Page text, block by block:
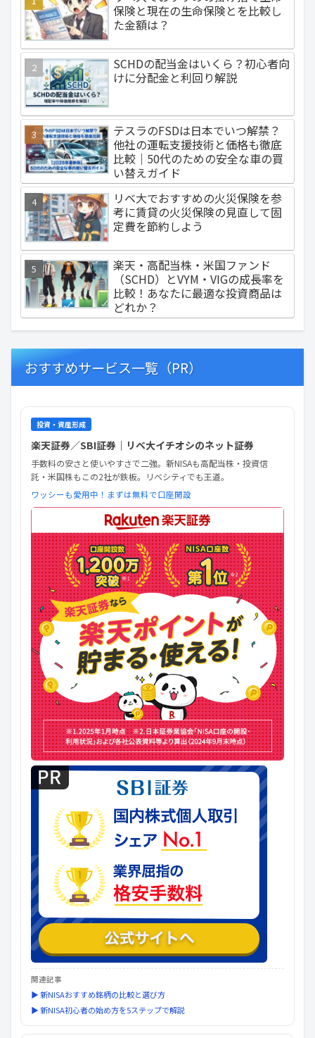
保険と現在の生命保険とを比較し
た金額は？
SCHDの配当金はいくら？初心者向
けに分配金と利回り解説
テスラのFSDは日本でいつ解禁？
他社の運転支援技術と価格も徹底
比較｜50代のための安全な車の買
い替えガイド
リベ大でおすすめの火災保険を参
考に賃貸の火災保険の見直して固
定費を節約しよう
楽天・高配当株・米国ファンド
（SCHD）とVYM・VIGの成長率を
比較！あなたに最適な投資商品は
どれか？
おすすめサービス一覧（PR）
投資・資産形成
楽天証券／SBI証券｜リベ大イチオシのネット証券
手数料の安さと使いやすさで二強。新NISAも高配当株・投資信
託・米国株もこの2社が鉄板。リベシティでも王道。
ワッシーも愛用中！まずは無料で口座開設
関連記事
▶ 新NISAおすすめ銘柄の比較と選び方
▶ 新NISA初心者の始め方を5ステップで解説